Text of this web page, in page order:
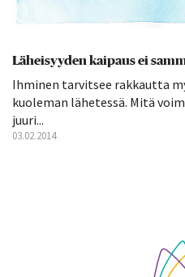
Läheisyyden kaipaus ei
Ihminen tarvitsee rakkautta
kuoleman lähetessä. Mitä
juuri...
03.02.2014